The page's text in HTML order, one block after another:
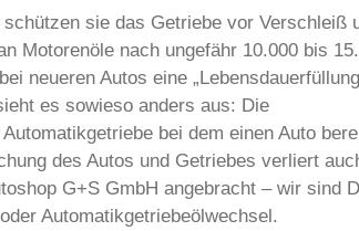
sie das Getriebe vor Verschleiß
Motorenöle nach ungefähr 10.000 bis
neueren Autos eine
es sowieso anders aus: Die
bei dem einen Auto
des Autos und Getriebes verliert
G+S GmbH angebracht – wir sind
Automatikgetriebeölwechsel.